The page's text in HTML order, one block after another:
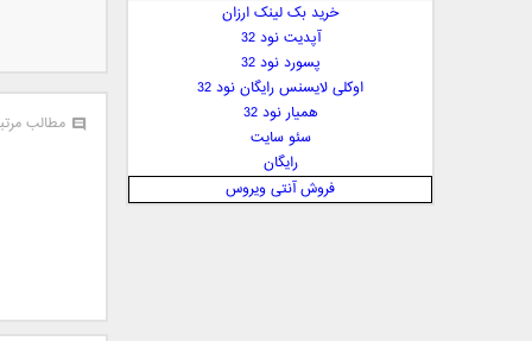
مطالب
بهنام صفوی
پارسا چیلیک
خرید بک لینک ارزان
آپدیت نود 32
پسورد نود 32
اوکلی لایسنس رایگان نود 32
همیار نود 32
سئو سایت
رایگان
فروش آنتی ویروس